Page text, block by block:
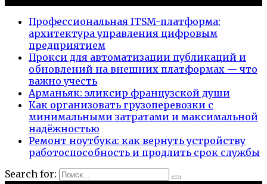
Профессиональная ITSM-платформа:
архитектура управления цифровым
предприятием
Прокси для автоматизации публикаций и
обновлений на внешних платформах — что
важно учесть
Арманьяк: эликсир французской души
Как организовать грузоперевозки с
минимальными затратами и максимальной
надёжностью
Ремонт ноутбука: как вернуть устройству
работоспособность и продлить срок службы
Search for: